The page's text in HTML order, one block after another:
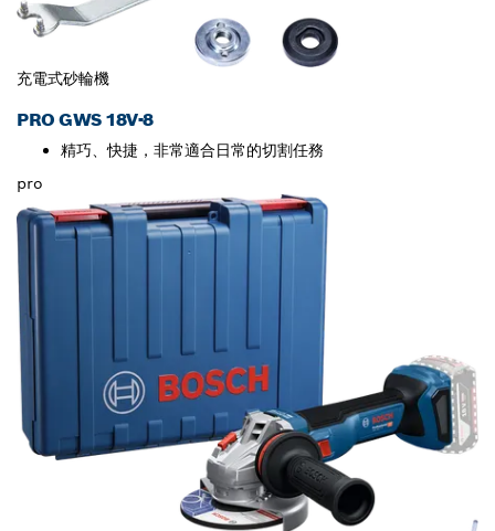
充電式砂輪機
PRO GWS 18V-8
精巧、快捷，非常適合日常的切割任務
pro